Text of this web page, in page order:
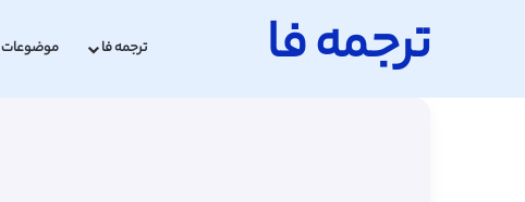
ترجمه فا ترجمه فا موضوعات